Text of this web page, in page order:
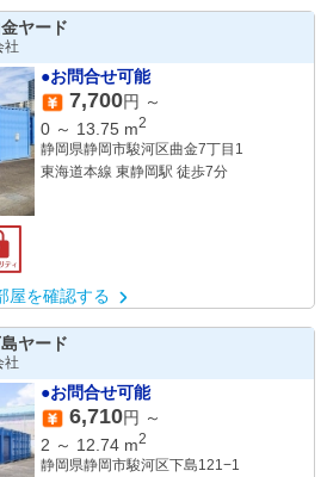
ヤード
社
●お問合せ可能
7,700円 ～
0 ～ 13.75 m2
静岡県静岡市駿河区曲金7丁目1
東海道本線 東静岡駅 徒歩7分
屋を確認する
ヤード
社
●お問合せ可能
6,710円 ～
2 ～ 12.74 m2
静岡県静岡市駿河区下島121−1